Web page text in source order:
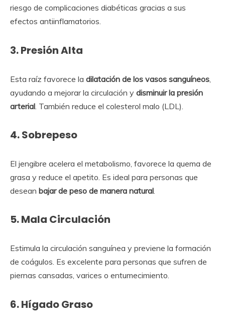
riesgo de complicaciones diabéticas gracias a sus
efectos antiinflamatorios.
3.Presión Alta
Esta raíz favorece la dilatación de los vasos sanguíneos
ayudando a mejorar la circulación y disminuir la presión
arterial . También reduce el colesterol malo (LDL).
4.Sobrepeso
El jengibre acelera el metabolismo, favorece la quema de
grasa y reduce el apetito. Es ideal para personas que
desean bajar de peso de manera natural
5.Mala Circulación
Estimula la circulación sanguínea y previene la formación
de coágulos. Es excelente para personas que sufren de
piernas cansadas, varices o entumecimiento.
6.Hígado Graso